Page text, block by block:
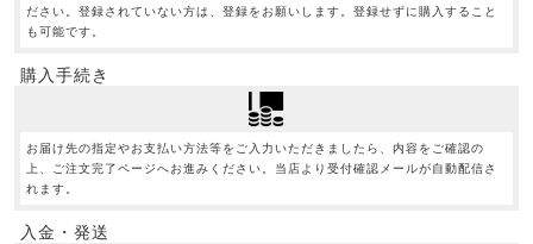
ださい。登録されていない方は、登録をお願いします。登録せずに購入すること
も可能です。
購入手続き
お届け先の指定やお支払い方法等をご入力いただきましたら、内容をご確認の
上、ご注文完了ページへお進みください。当店より受付確認メールが自動配信さ
れます。
入金・発送